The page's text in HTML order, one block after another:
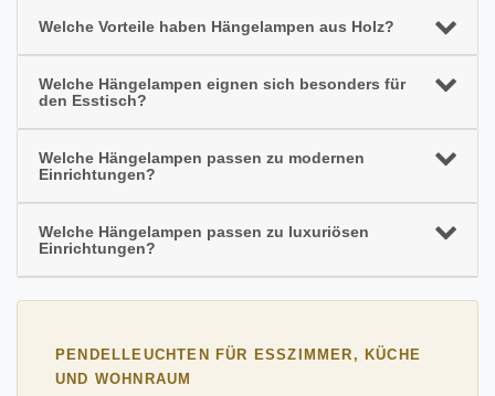
Welche Vorteile haben Hängelampen aus Holz?
Welche Hängelampen eignen sich besonders für
den Esstisch?
Welche Hängelampen passen zu modernen
Einrichtungen?
Welche Hängelampen passen zu luxuriösen
Einrichtungen?
PENDELLEUCHTEN FÜR ESSZIMMER, KÜCHE
UND WOHNRAUM